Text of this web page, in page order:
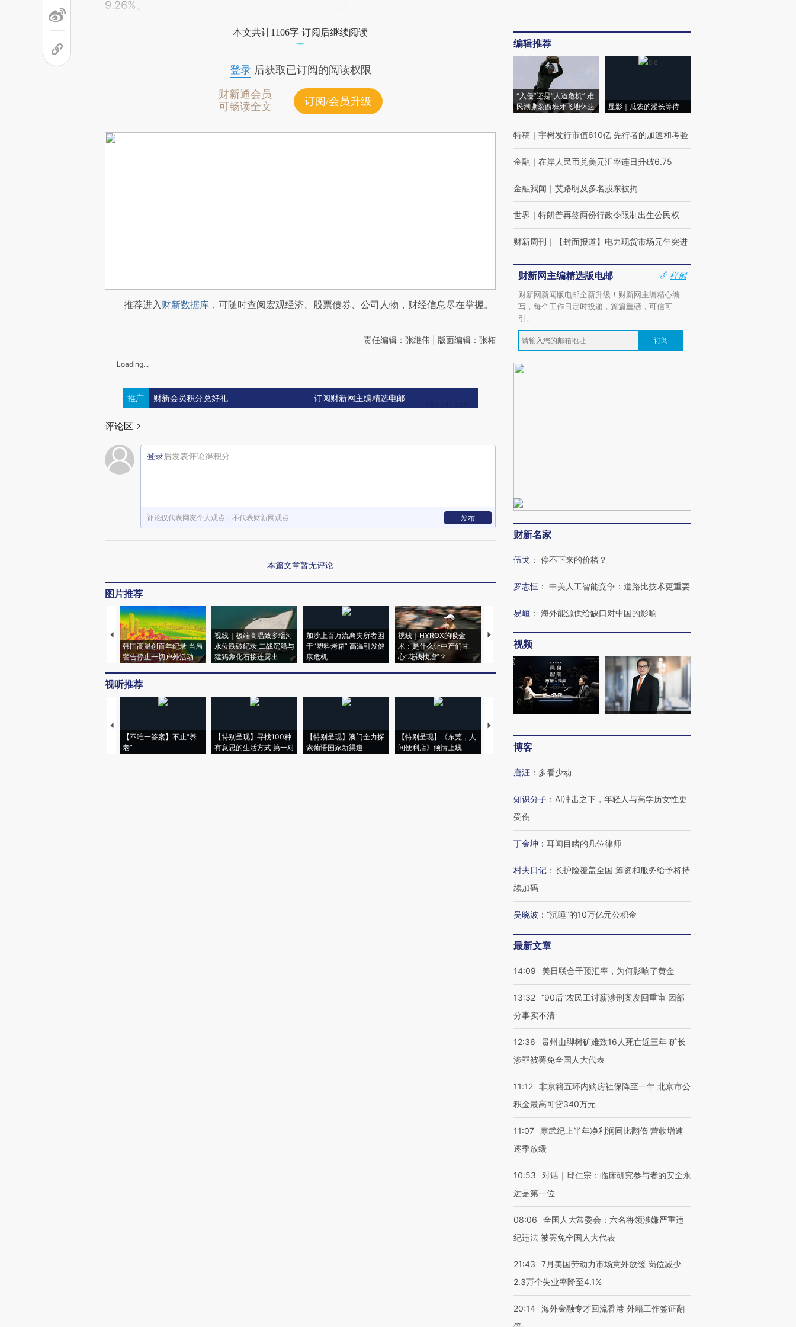
9.26%。
本文共计1106字 订阅后继续阅读
登录后获取已订阅的阅读权限
财新通会员
可畅读全文
订阅/会员升级
推荐进入财新数据库 ，可随时查阅宏观经济、股票债券、公司人物，财经信息尽在掌握。
责任编辑：张继伟 | 版面编辑：张柘
Loading...
推广 财新会员积分兑好礼 订阅财新网主编精选电邮
评论区 2
登录后发表评论得积分
评论仅代表网友个人观点，不代表财新网观点 发布
本篇文章暂无评论
图片推荐
韩国高温创百年纪录 当局
警告停止一切户外活动
视线｜极端高温致多瑙河
水位跌破纪录 二战沉船与
猛犸象化石接连露出
加沙上百万流离失所者困
于“塑料烤箱” 高温引发健
康危机
视线｜HYROX的吸金
术：是什么让中产们甘
心“花钱找虐”？
马航飞行员跨国走私7万
粒摇头丸 尿检体内含3种
视线｜被称为“蟑螂”的印
育部长拱下台
视线｜“入侵”还是“人道危
飞地休达
视听推荐
【不唯一答案】不止“养
老”
【特别呈现】寻找100种
有意思的生活方式·第一对
【特别呈现】澳门全力探
索葡语国家新渠道
【特别呈现】《东莞，人
间便利店》倾情上线
【推广】走进第四届链博
会，让数智科技“链”接产
【特别呈现】寻找100种
CFO：不靠规模取胜，华
编辑推荐
“入侵”还是“人道危机” 难
民潮撕裂西班牙飞地休达
显影｜瓜农的漫长等待
特稿 ｜ 宇树发行市值610亿 先行者的加速和考验
金融 ｜ 在岸人民币兑美元汇率连日升破6.75
金融我闻 ｜ 艾路明及多名股东被拘
世界 ｜ 特朗普再签两份行政令限制出生公民权
财新周刊 ｜ 【封面报道】电力现货市场元年突进
财新网主编精选版电邮
样例
财新网新闻版电邮全新升级！财新网主编精心编
写，每个工作日定时投递，篇篇重磅，可信可
引。
订阅
财新名家
伍戈 ： 停不下来的价格？
罗志恒 ： 中美人工智能竞争：道路比技术更重要
易峘 ： 海外能源供给缺口对中国的影响
视频
博客
唐涯 ： 多看少动
知识分子 ： AI冲击之下，年轻人与高学历女性更
受伤
丁金坤 ： 耳闻目睹的几位律师
村夫日记 ： 长护险覆盖全国 筹资和服务给予将持
续加码
吴晓波 ： “沉睡”的10万亿元公积金
最新文章
14:09 美日联合干预汇率，为何影响了黄金
13:32 “90后”农民工讨薪涉刑案发回重审 因部
分事实不清
12:36
贵州山脚树矿难致16人死亡近三年 矿长
涉罪被罢免全国人大代表
11:12 非京籍五环内购房社保降至一年 北京市公
积金最高可贷340万元
11:07
寒武纪上半年净利润同比翻倍 营收增速
逐季放缓
10:53
对话｜邱仁宗：临床研究参与者的安全永
远是第一位
08:06
全国人大常委会：六名将领涉嫌严重违
纪违法 被罢免全国人大代表
21:43
7月美国劳动力市场意外放缓 岗位减少
2.3万个失业率降至4.1%
20:14 海外金融专才回流香港 外籍工作签证翻